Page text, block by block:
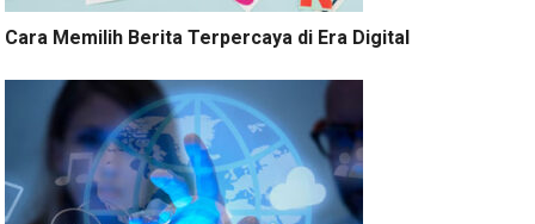
Cara Memilih Berita Terpercaya di Era Digital